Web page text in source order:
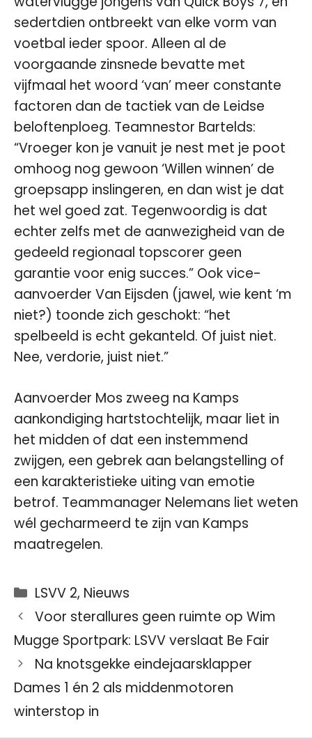
sedertdien ontbreekt van elke vorm van
voetbal ieder spoor. Alleen al de
voorgaande zinsnede bevatte met
vijfmaal het woord ‘van’ meer constante
factoren dan de tactiek van de Leidse
beloftenploeg. Teamnestor Bartelds:
“Vroeger kon je vanuit je nest met je poot
omhoog nog gewoon ‘Willen winnen’ de
groepsapp inslingeren, en dan wist je dat
het wel goed zat. Tegenwoordig is dat
echter zelfs met de aanwezigheid van de
gedeeld regionaal topscorer geen
garantie voor enig succes.” Ook vice-
aanvoerder Van Eijsden (jawel, wie kent ‘m
niet?) toonde zich geschokt: “het
spelbeeld is echt gekanteld. Of juist niet.
Nee, verdorie, juist niet.”
Aanvoerder Mos zweeg na Kamps
aankondiging hartstochtelijk, maar liet in
het midden of dat een instemmend
zwijgen, een gebrek aan belangstelling of
een karakteristieke uiting van emotie
betrof. Teammanager Nelemans liet weten
wél gecharmeerd te zijn van Kamps
maatregelen.
Categorieën
LSVV 2, Nieuws
Voor sterallures geen ruimte op Wim
Mugge Sportpark: LSVV verslaat Be Fair
Na knotsgekke eindejaarsklapper
Dames 1 én 2 als middenmotoren
winterstop in